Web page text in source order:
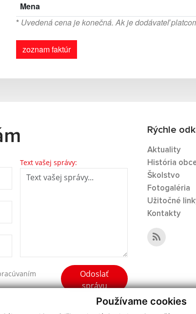
Používame cookies
Mena
* Uvedená cena je konečná. Ak je dodávateľ
zoznam faktúr
Text vašej správy:
Odoslať
správu
Rýchle
Aktuality
História
Školstvo
Fotogaléria
Užitočné
Kontakty